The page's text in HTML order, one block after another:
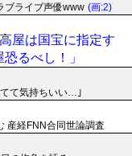
ブライブ声優www (画:2)
屋は国宝に指定す
るべし！」
て気持ちいい…｣
産経FNN合同世論調査